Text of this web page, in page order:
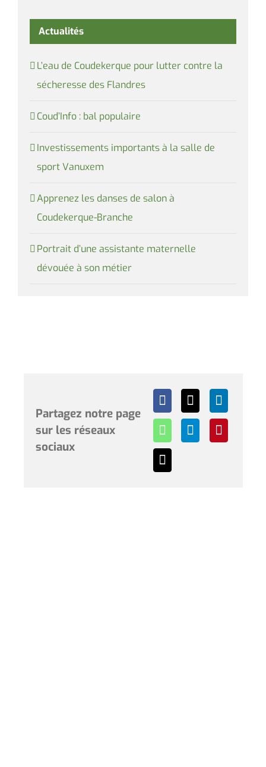
Actualités
L’eau de Coudekerque pour lutter contre la
sécheresse des Flandres
Coud’Info : bal populaire
Investissements importants à la salle de
sport Vanuxem
Apprenez les danses de salon à
Coudekerque-Branche
Portrait d’une assistante maternelle
dévouée à son métier
Partagez notre page
sur les réseaux
sociaux